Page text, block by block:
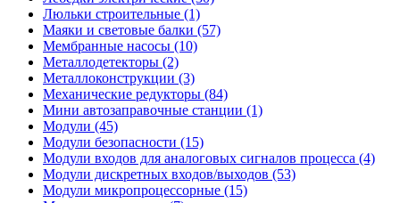
Люльки строительные (1)
Маяки и световые балки (57)
Мембранные насосы (10)
Металлодетекторы (2)
Металлоконструкции (3)
Механические редукторы (84)
Мини автозаправочные станции (1)
Модули (45)
Модули безопасности (15)
Модули входов для аналоговых сигналов процесса (4)
Модули дискретных входов/выходов (53)
Модули микропроцессорные (15)